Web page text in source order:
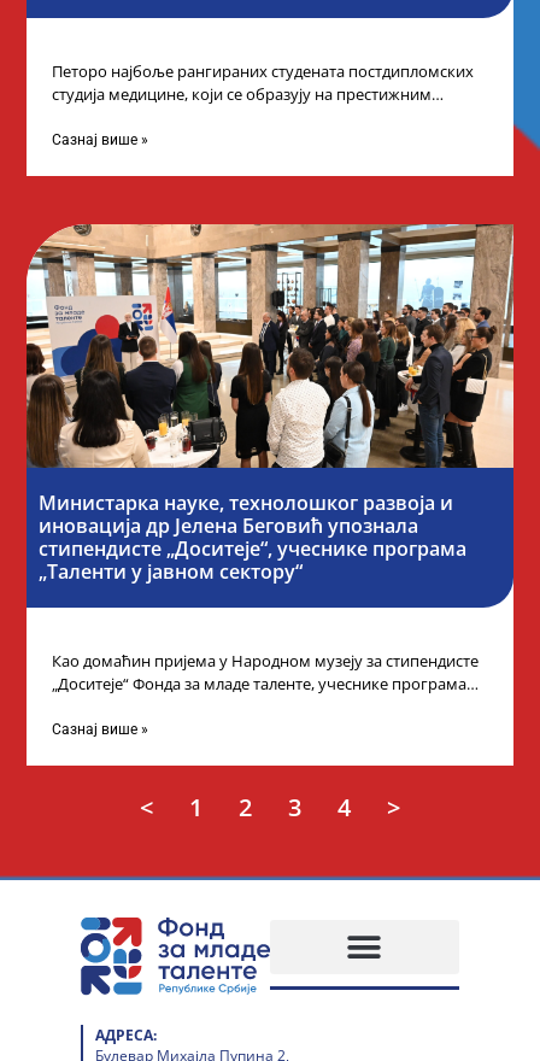
Петоро најбоље рангираних студената постдипломских
студија медицине, који се образују на престижним
стипендије од
Сазнај више »
Министарка науке, технолошког развоја и
иновација др Јелена Беговић упознала
стипендисте „Доситеје“, учеснике програма
„Таленти у јавном сектору“
Као домаћин пријема у Народном музеју за стипендисте
„Доситеје“ Фонда за младе таленте, учеснике програма
Сазнај више »
< 1 2 3 4 >
АДРЕСА:
Булевар Михајла Пупина 2,